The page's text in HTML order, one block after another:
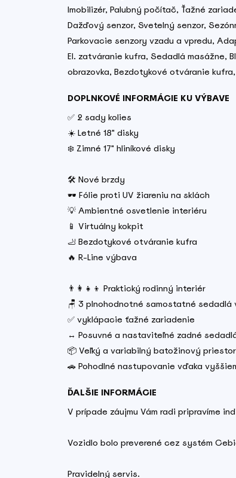
Imobilizér, Palubný počítač, Ťažné
Dažďový senzor, Svetelný senzor,
Parkovacie senzory vzadu a vpredu,
El. zatváranie kufra, Sedadlá masážne,
obrazovka, Bezdotykové otváranie
DOPLNKOVÉ INFORMÁCIE KU VÝBAVE
✅ 2 sady kolies
☀️ Letné 18" disky
❄️ Zimné 17" hliníkové disky
🛠️ Nové brzdy
🕶️ Fólie proti UV žiareniu na sklách
💡 Ambientné osvetlenie interiéru
📱 Virtuálny kokpit
🦶 Bezdotykové otváranie kufra
🔥 R-Line výbava
👨‍👩‍👧‍👦 Praktický rodinný interiér
🪑 3 plnohodnotné samostatné sedadlá
✅ vyklápacie ťažné zariadenie
↔️ Posuvné a nastaviteľné zadné
📦 Veľký a variabilný batožinový priestor
🚗 Pohodlné nastupovanie vďaka
ĎALŠIE INFORMÁCIE
V prípade záujmu Vám radi pripravíme
Vozidlo bolo preverené cez systém
Pravidelný servis.